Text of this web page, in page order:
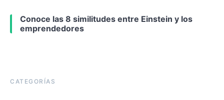
Conoce las 8 similitudes entre Einstein y los
emprendedores
CATEGORÍAS